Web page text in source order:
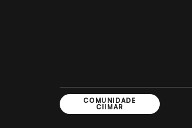
COMUNIDADE
CIIMAR